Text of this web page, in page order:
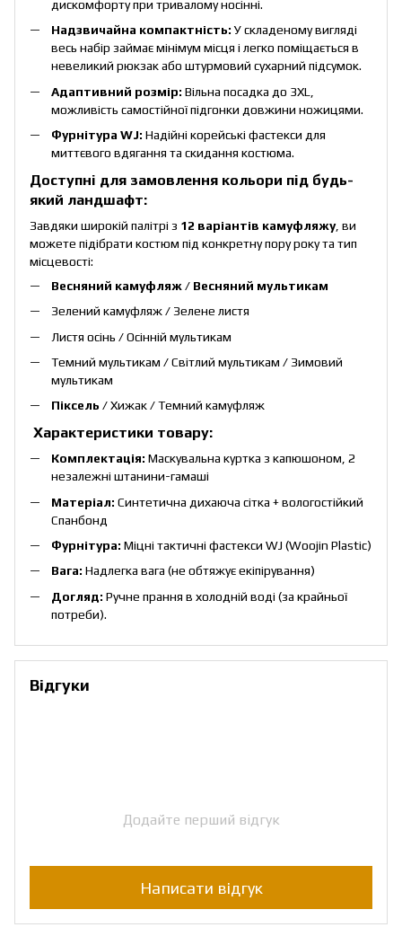
дискомфорту при тривалому носінні.
Надзвичайна компактність:У складеному вигляді
весь набір займає мінімум місця і легко поміщається в
невеликий рюкзак або штурмовий сухарний підсумок.
Адаптивний розмір: Вільна посадка до 3XL,
можливість самостійної підгонки довжини ножицями.
Фурнітура WJ: Надійні корейські фастекси для
миттєвого вдягання та скидання костюма.
Доступні для замовлення кольори під будь-
який ландшафт:
Завдяки широкій палітрі з 12 варіантів камуфляжу, ви
можете підібрати костюм під конкретну пору року та тип
місцевості:
Весняний камуфляж / Весняний мультикам
Зелений камуфляж / Зелене листя
Листя осінь / Осінній мультикам
Темний мультикам / Світлий мультикам / Зимовий
мультикам
Піксель / Хижак / Темний камуфляж
Характеристики товару:
Комплектація: Маскувальна куртка з капюшоном, 2
незалежні штанини-гамаші
Матеріал: Синтетична дихаюча сітка + вологостійкий
Спанбонд
Фурнітура: Міцні тактичні фастекси WJ (Woojin Plastic)
Вага: Надлегка вага (не обтяжує екіпірування)
Догляд: Ручне прання в холодній воді (за крайньої
потреби).
Відгуки
Додайте перший відгук
Написати відгук